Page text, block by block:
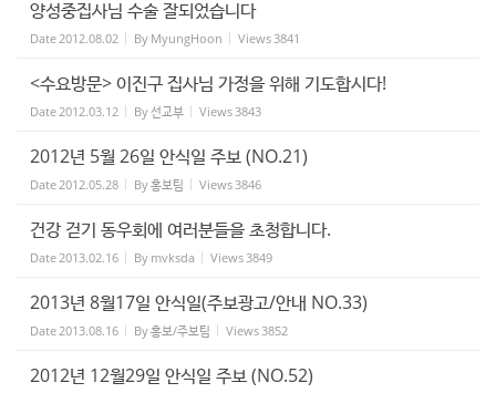
양성중집사님 수술 잘되었습니다
Date2012.08.02 By MyungHoon Views3841
<수요방문> 이진구 집사님 가정을 위해 기도합시다!
Date2012.03.12 By선교부 Views3843
2012년 5월 26일 안식일 주보 (NO.21)
Date2012.05.28 By홍보팀 Views3846
건강 걷기 동우회에 여러분들을 초청합니다.
Date2013.02.16 By mvksda Views3849
2013년 8월17일 안식일(주보광고/안내 NO.33)
Date2013.08.16 By홍보/주보팀 Views3852
2012년 12월29일 안식일 주보 (NO.52)